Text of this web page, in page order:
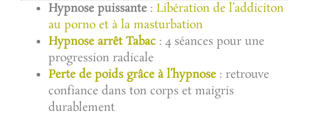
Hypnose puissante : Libération de l’addiciton
au porno et à la masturbation
Hypnose arrêt Tabac : 4 séances pour une
progression radicale
Perte de poids grâce à l’hypnose: retrouve
confiance dans ton corps et maigris
durablement